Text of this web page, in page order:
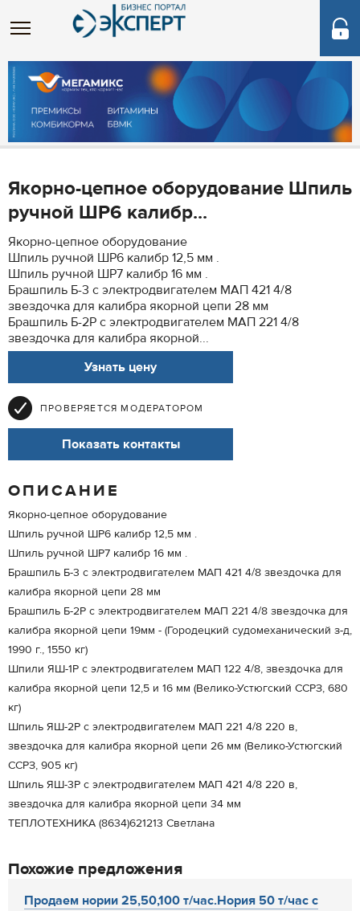
Якорно-цепное оборудование Шпиль
ручной ШР6 калибр...
Якорно-цепное оборудование
Шпиль ручной ШР6 калибр 12,5 мм .
Шпиль ручной ШР7 калибр 16 мм .
Брашпиль Б-3 с электродвигателем МАП 421 4/8
звездочка для калибра якорной цепи 28 мм
Брашпиль Б-2Р с электродвигателем МАП 221 4/8
звездочка для калибра якорной...
Узнать цену
ПРОВЕРЯЕТСЯ МОДЕРАТОРОМ
Показать контакты
ОПИСАНИЕ
Якорно-цепное оборудование
Шпиль ручной ШР6 калибр 12,5 мм .
Шпиль ручной ШР7 калибр 16 мм .
Брашпиль Б-3 с электродвигателем МАП 421 4/8 звездочка для
калибра якорной цепи 28 мм
Брашпиль Б-2Р с электродвигателем МАП 221 4/8 звездочка для
калибра якорной цепи 19мм - (Городецкий судомеханический з-д,
1990 г., 1550 кг)
Шпили ЯШ-1Р с электродвигателем МАП 122 4/8, звездочка для
калибра якорной цепи 12,5 и 16 мм (Велико-Устюгский ССРЗ, 680
кг)
Шпиль ЯШ-2Р с электродвигателем МАП 221 4/8 220 в,
звездочка для калибра якорной цепи 26 мм (Велико-Устюгский
ССРЗ, 905 кг)
Шпиль ЯШ-3Р с электродвигателем МАП 421 4/8 220 в,
звездочка для калибра якорной цепи 34 мм
ТЕПЛОТЕХНИКА (8634)621213 Светлана
Похожие предложения
Продаем нории 25,50,100 т/час.Нория 50 т/час с